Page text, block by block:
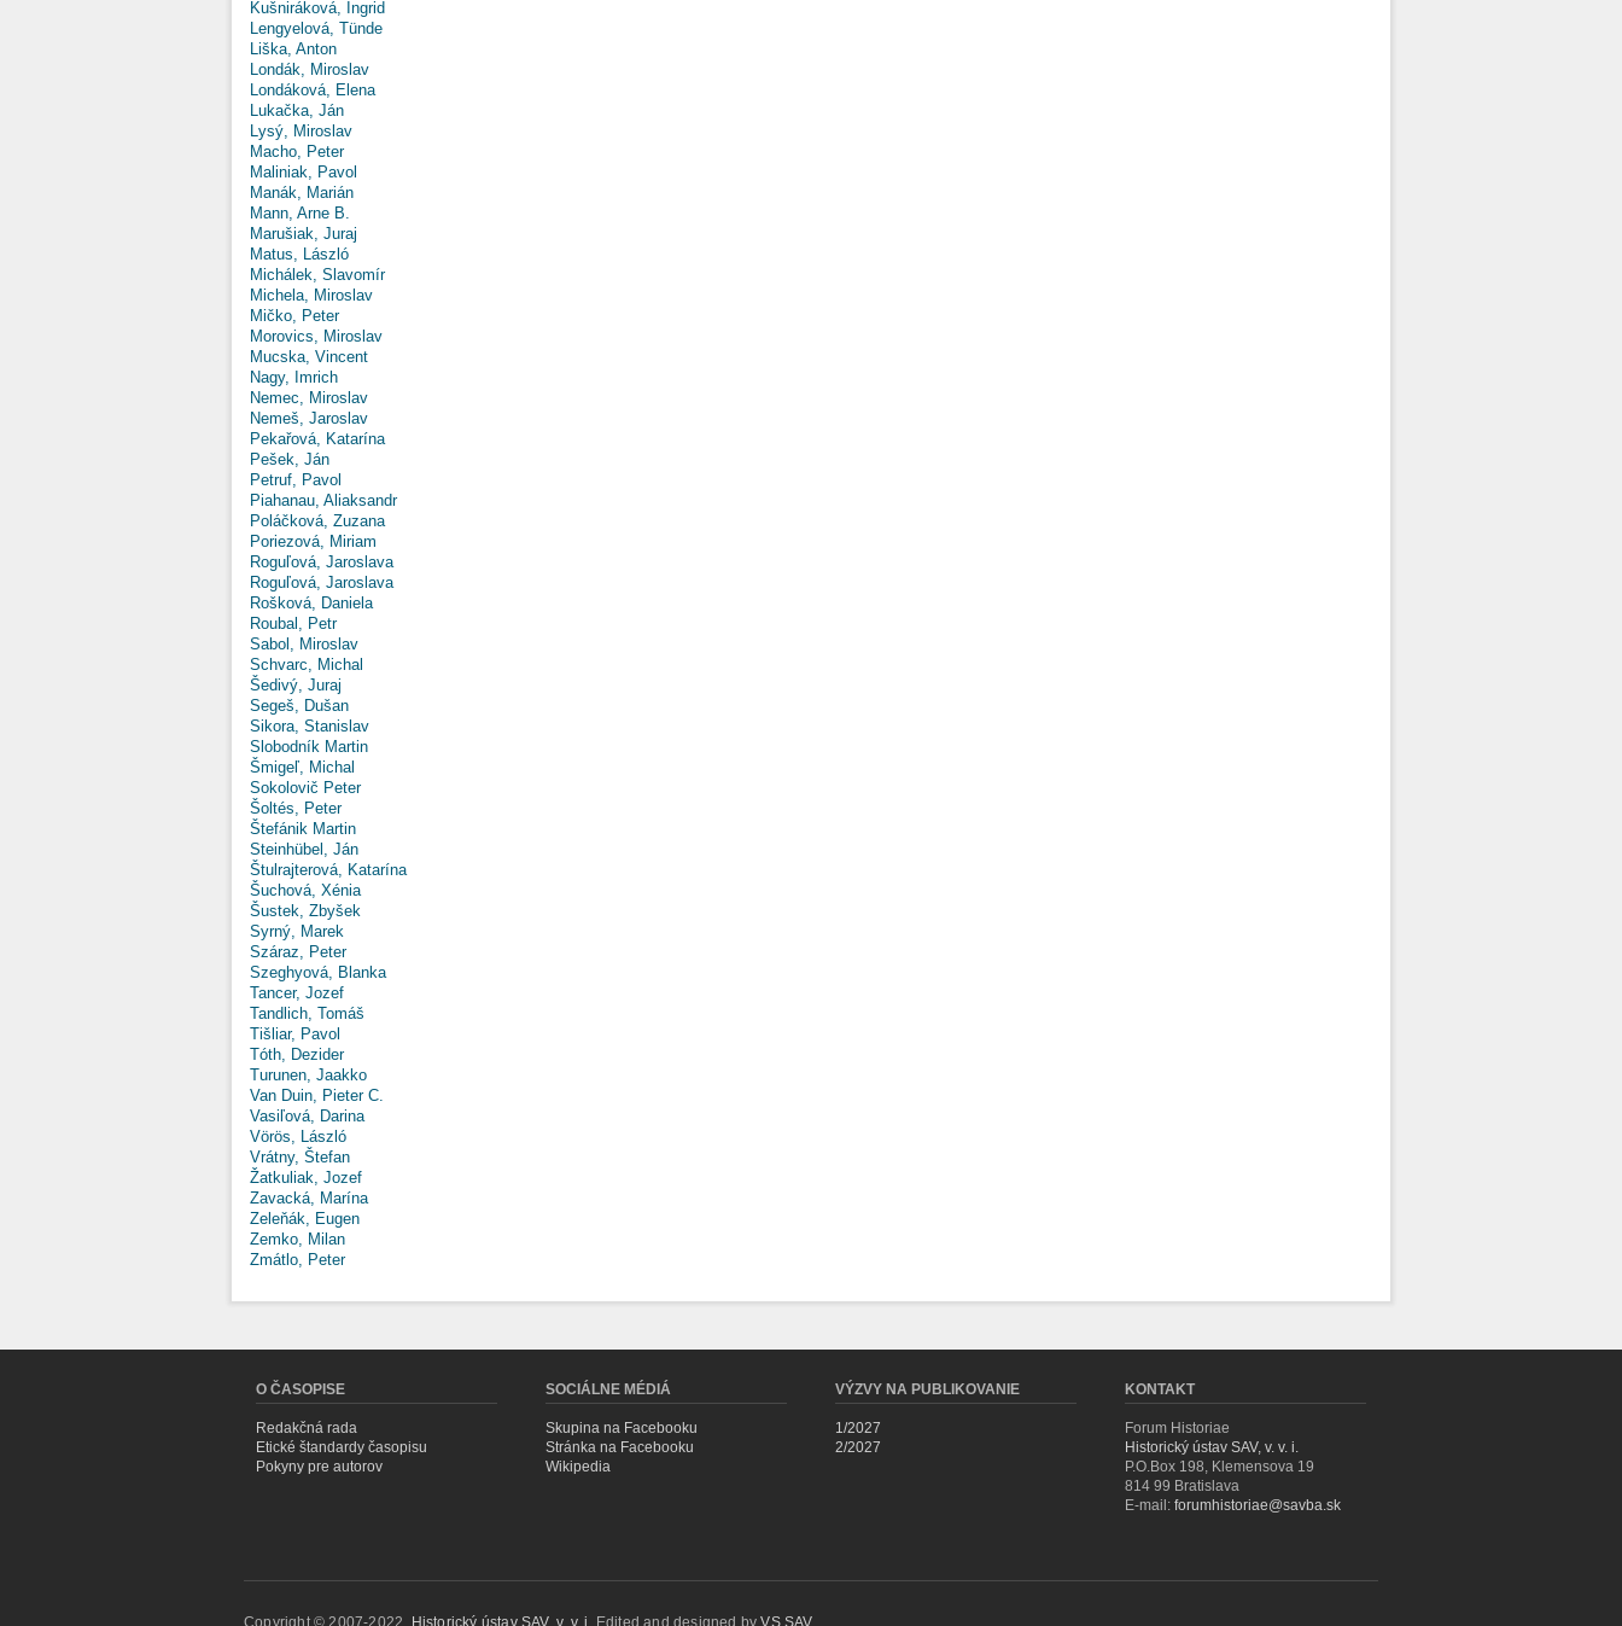
Kušniráková, Ingrid
Lengyelová, Tünde
Liška, Anton
Londák, Miroslav
Londáková, Elena
Lukačka, Ján
Lysý, Miroslav
Macho, Peter
Maliniak, Pavol
Manák, Marián
Mann, Arne B.
Marušiak, Juraj
Matus, László
Michálek, Slavomír
Michela, Miroslav
Mičko, Peter
Morovics, Miroslav
Mucska, Vincent
Nagy, Imrich
Nemec, Miroslav
Nemeš, Jaroslav
Pekařová, Katarína
Pešek, Ján
Petruf, Pavol
Piahanau, Aliaksandr
Poláčková, Zuzana
Poriezová, Miriam
Roguľová, Jaroslava
Roguľová, Jaroslava
Rošková, Daniela
Roubal, Petr
Sabol, Miroslav
Schvarc, Michal
Šedivý, Juraj
Segeš, Dušan
Sikora, Stanislav
Slobodník Martin
Šmigeľ, Michal
Sokolovič Peter
Šoltés, Peter
Štefánik Martin
Steinhübel, Ján
Štulrajterová, Katarína
Šuchová, Xénia
Šustek, Zbyšek
Syrný, Marek
Száraz, Peter
Szeghyová, Blanka
Tancer, Jozef
Tandlich, Tomáš
Tišliar, Pavol
Tóth, Dezider
Turunen, Jaakko
Van Duin, Pieter C.
Vasiľová, Darina
Vörös, László
Vrátny, Štefan
Žatkuliak, Jozef
Zavacká, Marína
Zeleňák, Eugen
Zemko, Milan
Zmátlo, Peter
O ČASOPISE
Redakčná rada
Etické štandardy časopisu
Pokyny pre autorov
SOCIÁLNE MÉDIÁ
Skupina na Facebooku
Stránka na Facebooku
Wikipedia
VÝZVY NA PUBLIKOVANIE
1/2027
2/2027
KONTAKT
Forum Historiae
Historický ústav SAV, v. v. i.
P.O.Box 198, Klemensova 19
814 99 Bratislava
E-mail: forumhistoriae@savba.sk